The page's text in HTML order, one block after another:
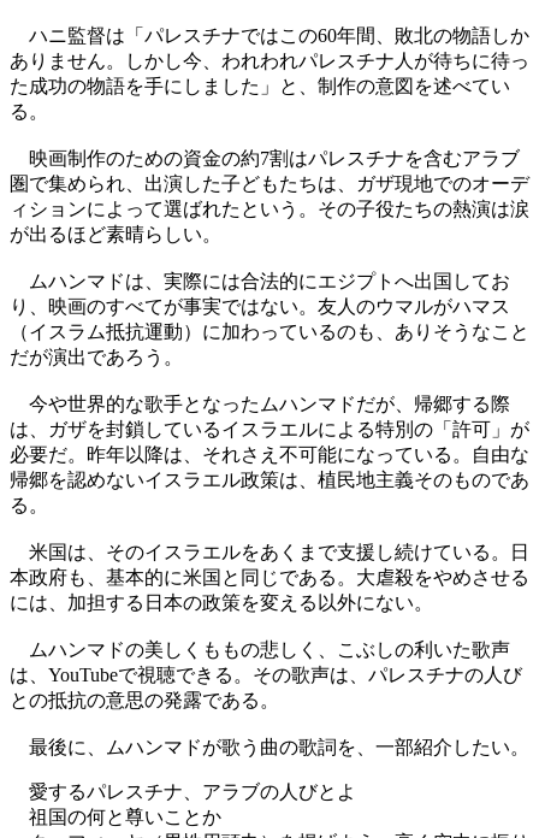
ハニ監督は「パレスチナではこの60年間、敗北の物語しか
ありません。しかし今、われわれパレスチナ人が待ちに待っ
た成功の物語を手にしました」と、制作の意図を述べてい
る。
映画制作のための資金の約7割はパレスチナを含むアラブ
圏で集められ、出演した子どもたちは、ガザ現地でのオーデ
ィションによって選ばれたという。その子役たちの熱演は涙
が出るほど素晴らしい。
ムハンマドは、実際には合法的にエジプトへ出国してお
り、映画のすべてが事実ではない。友人のウマルがハマス
（イスラム抵抗運動）に加わっているのも、ありそうなこと
だが演出であろう。
今や世界的な歌手となったムハンマドだが、帰郷する際
は、ガザを封鎖しているイスラエルによる特別の「許可」が
必要だ。昨年以降は、それさえ不可能になっている。自由な
帰郷を認めないイスラエル政策は、植民地主義そのものであ
る。
米国は、そのイスラエルをあくまで支援し続けている。日
本政府も、基本的に米国と同じである。大虐殺をやめさせる
には、加担する日本の政策を変える以外にない。
ムハンマドの美しくももの悲しく、こぶしの利いた歌声
は、YouTubeで視聴できる。その歌声は、パレスチナの人び
との抵抗の意思の発露である。
最後に、ムハンマドが歌う曲の歌詞を、一部紹介したい。
愛するパレスチナ、アラブの人びとよ
祖国の何と尊いことか